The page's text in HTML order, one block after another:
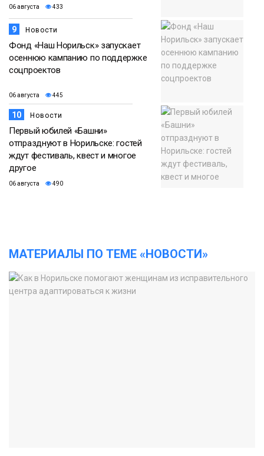
06 августа 433
9 Новости
Фонд «Наш Норильск» запускает
осеннюю кампанию по поддержке
соцпроектов
06 августа 445
10 Новости
Первый юбилей «Башни»
отпразднуют в Норильске: гостей
ждут фестиваль, квест и многое
другое
06 августа 490
МАТЕРИАЛЫ ПО ТЕМЕ «НОВОСТИ»